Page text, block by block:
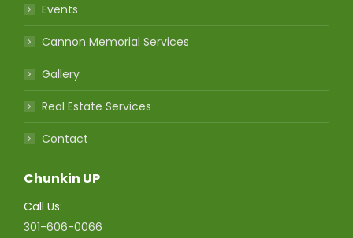
Events
Cannon Memorial Services
Gallery
Real Estate Services
Contact
Chunkin UP
Call Us:
301-606-0066